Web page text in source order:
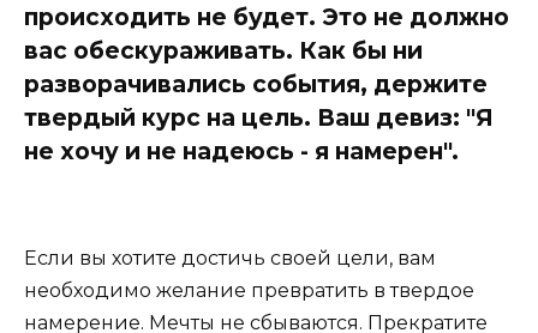
происходить не будет. Это не должно
вас обескураживать. Как бы ни
разворачивались события, держите
твердый курс на цель. Ваш девиз: "Я
не хочу и не надеюсь - я намерен".
Если вы хотите достичь своей цели, вам
необходимо желание превратить в твердое
намерение. Мечты не сбываются. Прекратите